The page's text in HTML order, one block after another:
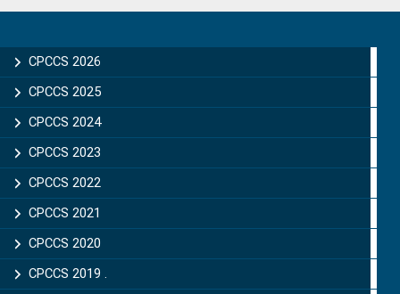
Sidebar
CPCCS 2026
CPCCS 2025
CPCCS 2024
CPCCS 2023
CPCCS 2022
CPCCS 2021
CPCCS 2020
CPCCS 2019 .